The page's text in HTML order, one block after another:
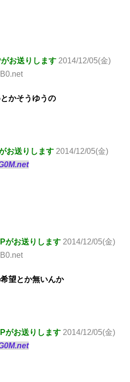
お送りします 2014/12/05(金)
かそうゆうの
お送りします 2014/12/05(金)
がお送りします 2014/12/05(金)
望とか無いんか
がお送りします 2014/12/05(金)